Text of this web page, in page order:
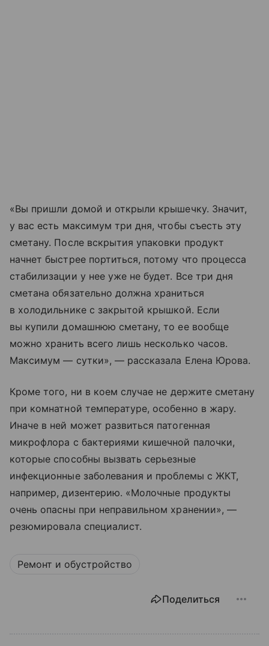
«Вы пришли домой и открыли крышечку. Значит,
у вас есть максимум три дня, чтобы съесть эту
сметану. После вскрытия упаковки продукт
начнет быстрее портиться, потому что процесса
стабилизации у нее уже не будет. Все три дня
сметана обязательно должна храниться
в холодильнике с закрытой крышкой. Если
вы купили домашнюю сметану, то ее вообще
можно хранить всего лишь несколько часов.
Максимум — сутки», — рассказала Елена Юрова.
Кроме того, ни в коем случае не держите сметану
при комнатной температуре, особенно в жару.
Иначе в ней может развиться патогенная
микрофлора с бактериями кишечной палочки,
которые способны вызвать серьезные
инфекционные заболевания и проблемы с ЖКТ,
например, дизентерию. «Молочные продукты
очень опасны при неправильном хранении», —
резюмировала специалист.
Ремонт и обустройство
Поделиться